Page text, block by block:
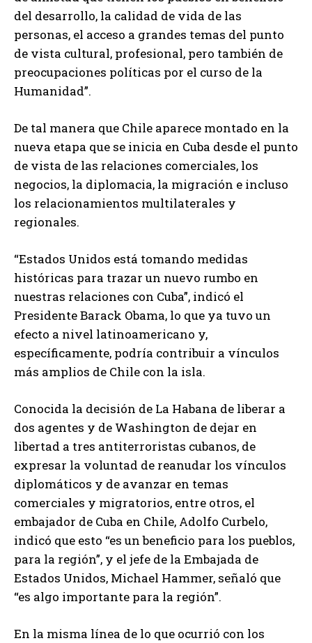
del desarrollo, la calidad de vida de las
personas, el acceso a grandes temas del punto
de vista cultural, profesional, pero también de
preocupaciones políticas por el curso de la
Humanidad”.
De tal manera que Chile aparece montado en la
nueva etapa que se inicia en Cuba desde el punto
de vista de las relaciones comerciales, los
negocios, la diplomacia, la migración e incluso
los relacionamientos multilaterales y
regionales.
“Estados Unidos está tomando medidas
históricas para trazar un nuevo rumbo en
nuestras relaciones con Cuba”, indicó el
Presidente Barack Obama, lo que ya tuvo un
efecto a nivel latinoamericano y,
específicamente, podría contribuir a vínculos
más amplios de Chile con la isla.
Conocida la decisión de La Habana de liberar a
dos agentes y de Washington de dejar en
libertad a tres antiterroristas cubanos, de
expresar la voluntad de reanudar los vínculos
diplomáticos y de avanzar en temas
comerciales y migratorios, entre otros, el
embajador de Cuba en Chile, Adolfo Curbelo,
indicó que esto “es un beneficio para los pueblos,
para la región”, y el jefe de la Embajada de
Estados Unidos, Michael Hammer, señaló que
“es algo importante para la región”.
En la misma línea de lo que ocurrió con los